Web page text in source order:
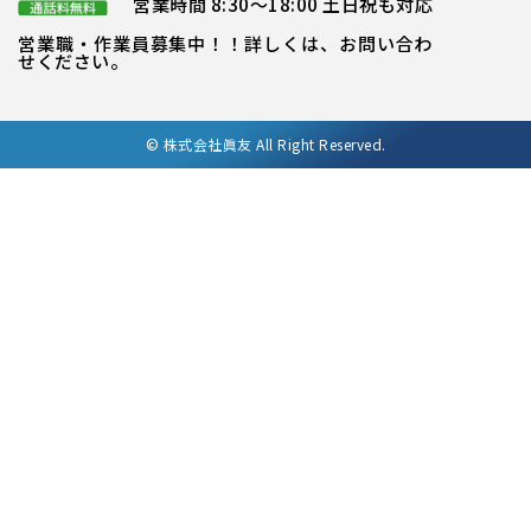
営業職・作業員募集中！！詳しくは、お問い合わ
せください。
© 株式会社眞友 All Right Reserved.